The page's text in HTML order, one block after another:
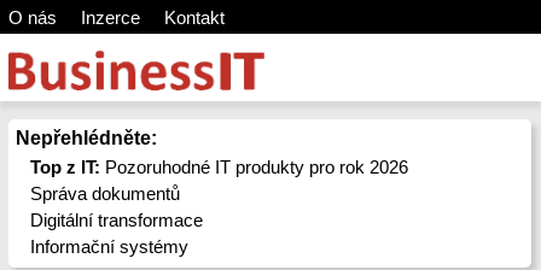
O nás Inzerce Kontakt
Nepřehlédněte:
Top z IT: Pozoruhodné IT produkty pro rok 2026
Správa dokumentů
Digitální transformace
Informační systémy